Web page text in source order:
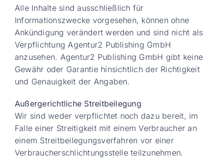
Alle Inhalte sind ausschließlich für
Informationszwecke vorgesehen, können ohne
Ankündigung verändert werden und sind nicht als
Verpflichtung Agentur2 Publishing GmbH
anzusehen. Agentur2 Publishing GmbH gibt keine
Gewähr oder Garantie hinsichtlich der Richtigkeit
und Genauigkeit der Angaben.
Außergerichtliche Streitbeilegung
Wir sind weder verpflichtet noch dazu bereit, im
Falle einer Streitigkeit mit einem Verbraucher an
einem Streitbeilegungsverfahren vor einer
Verbraucherschlichtungsstelle teilzunehmen.